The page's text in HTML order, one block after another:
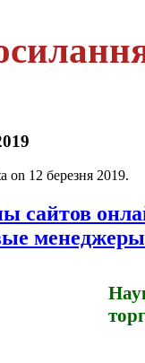
on 12 березня 2019.
сайтов